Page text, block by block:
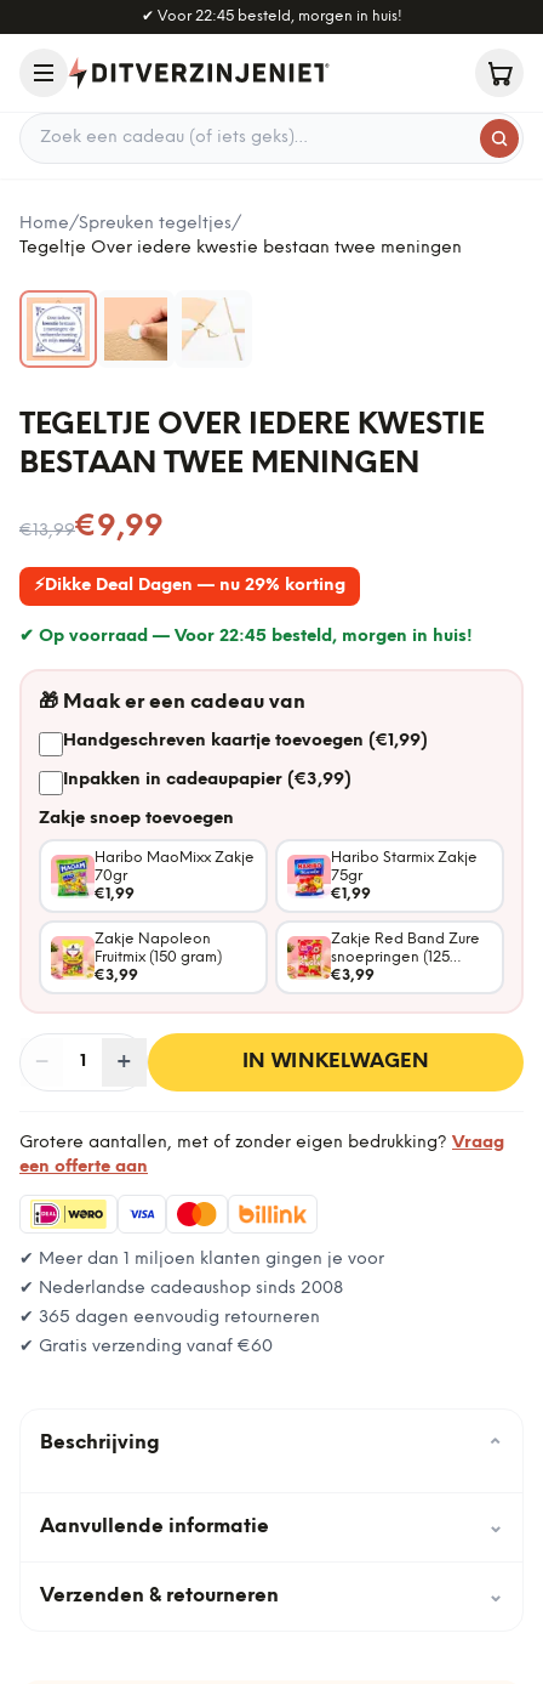
Naar hoofdinhoud
✔ Voor 22:45 besteld, morgen in huis!
Zoek een cadeau
Home/Spreuken tegeltjes/
Tegeltje Over iedere kwestie bestaan twee meningen
TEGELTJE OVER IEDERE KWESTIE
BESTAAN TWEE MENINGEN
€13,99
Nu voor
€9,99
⚡Dikke Deal Dagen — nu 29% korting
✔ Op voorraad — Voor 22:45 besteld, morgen in huis!
🎁 Maak er een cadeau van
Handgeschreven kaartje toevoegen (€1,99)
Inpakken in cadeaupapier (€3,99)
Zakje snoep toevoegen
Haribo MaoMixx Zakje
70gr
€1,99
Haribo Starmix Zakje
75gr
€1,99
Zakje Napoleon
Fruitmix (150 gram)
€3,99
Zakje Red Band Zure
snoepringen (125
gram)
€3,99
− Aantal
1 + IN WINKELWAGEN
Grotere aantallen, met of zonder eigen bedrukking? Vraag
een offerte aan
✔ Meer dan 1 miljoen klanten gingen je voor
✔ Nederlandse cadeaushop sinds 2008
✔ 365 dagen eenvoudig retourneren
✔ Gratis verzending vanaf €60
Beschrijving ⌄
Aanvullende informatie ⌄
Verzenden & retourneren ⌄